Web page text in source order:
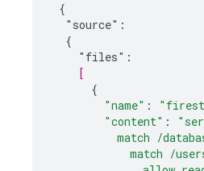
{
"source":
{
"files":
[
{
"name" :
"content" :
match /
match /